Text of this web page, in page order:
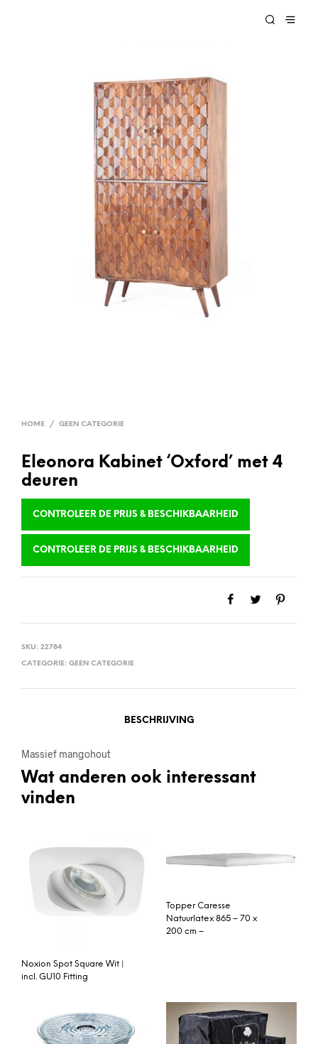
HOME / GEEN CATEGORIE
Eleonora Kabinet ‘Oxford’ met 4
deuren
CONTROLEER DE PRIJS & BESCHIKBAARHEID
CONTROLEER DE PRIJS & BESCHIKBAARHEID
SKU: 22784
CATEGORIE: GEEN CATEGORIE
BESCHRIJVING
Massief mangohout
Wat anderen ook interessant
vinden
Noxion Spot Square Wit |
incl. GU10 Fitting
Topper Caresse
Natuurlatex 865 – 70 x
200 cm –